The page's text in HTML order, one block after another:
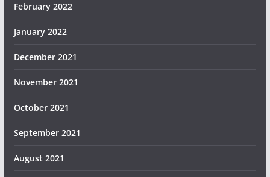
February 2022
January 2022
December 2021
November 2021
October 2021
September 2021
August 2021